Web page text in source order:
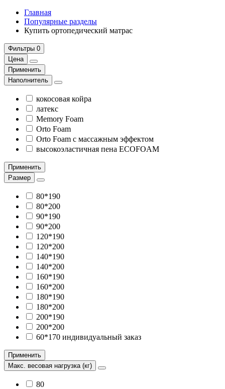
Главная
Популярные разделы
Купить ортопедический матрас
Фильтры 0
Цена
Применить
Наполнитель
кокосовая койра
латекс
Memory Foam
Orto Foam
Orto Foam с массажным эффектом
высокоэластичная пена ECOFOAM
Применить
Размер
80*190
80*200
90*190
90*200
120*190
120*200
140*190
140*200
160*190
160*200
180*190
180*200
200*190
200*200
60*170 индивидуальный заказ
Применить
Макс. весовая нагрузка (кг)
80